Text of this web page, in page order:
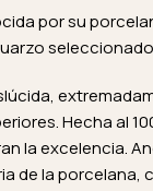
por su
Hecha al
la excelencia.
de la porcelana,